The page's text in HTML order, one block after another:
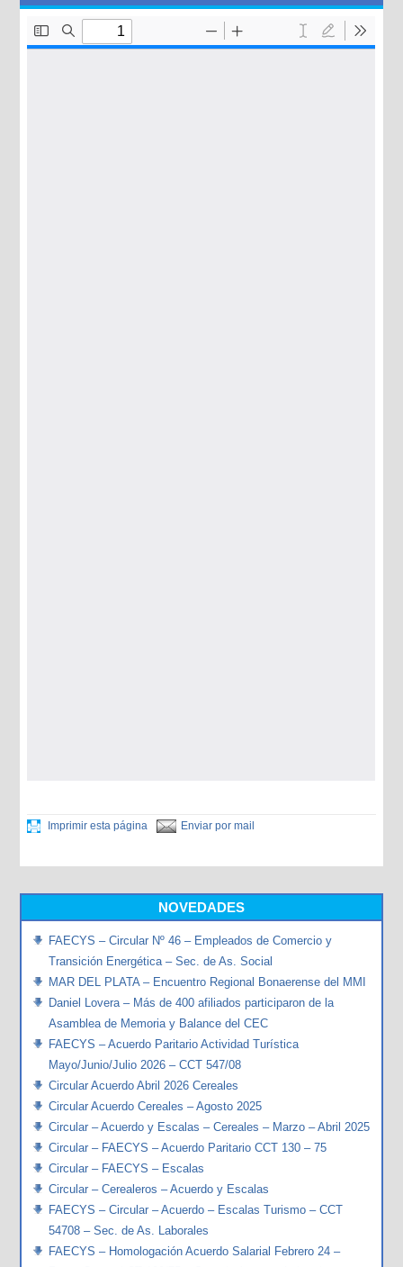
Imprimir esta página Enviar por mail
NOVEDADES
FAECYS – Circular Nº 46 – Empleados de Comercio y
Transición Energética – Sec. de As. Social
MAR DEL PLATA – Encuentro Regional Bonaerense del MMI
Daniel Lovera – Más de 400 afiliados participaron de la
Asamblea de Memoria y Balance del CEC
FAECYS – Acuerdo Paritario Actividad Turística
Mayo/Junio/Julio 2026 – CCT 547/08
Circular Acuerdo Abril 2026 Cereales
Circular Acuerdo Cereales – Agosto 2025
Circular – Acuerdo y Escalas – Cereales – Marzo – Abril 2025
Circular – FAECYS – Acuerdo Paritario CCT 130 – 75
Circular – FAECYS – Escalas
Circular – Cerealeros – Acuerdo y Escalas
FAECYS – Circular – Acuerdo – Escalas Turismo – CCT
54708 – Sec. de As. Laborales
FAECYS – Homologación Acuerdo Salarial Febrero 24 –